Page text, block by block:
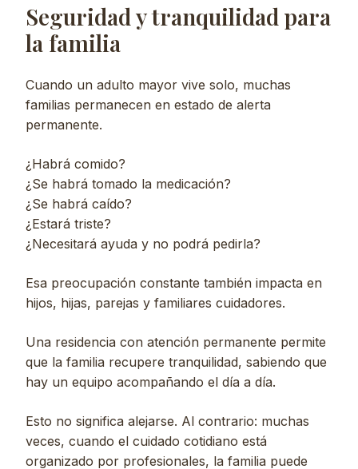
Seguridad y tranquilidad para
la familia
Cuando un adulto mayor vive solo, muchas
familias permanecen en estado de alerta
permanente.
¿Habrá comido?
¿Se habrá tomado la medicación?
¿Se habrá caído?
¿Estará triste?
¿Necesitará ayuda y no podrá pedirla?
Esa preocupación constante también impacta en
hijos, hijas, parejas y familiares cuidadores.
Una residencia con atención permanente permite
que la familia recupere tranquilidad, sabiendo que
hay un equipo acompañando el día a día.
Esto no significa alejarse. Al contrario: muchas
veces, cuando el cuidado cotidiano está
organizado por profesionales, la familia puede